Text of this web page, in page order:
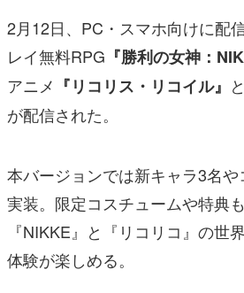
その他
電ファミニコゲーマーとは？
運営：株式会社マレ
2月12日、PC・スマホ向けに配
レイ無料RPG 『勝利の女神：
アニメ 『リコリス・リコイル』
が配信された。
本バージョンでは新キャラ3名
実装。限定コスチュームや特典も
『NIKKE』と『リコリコ』の世
体験が楽しめる。